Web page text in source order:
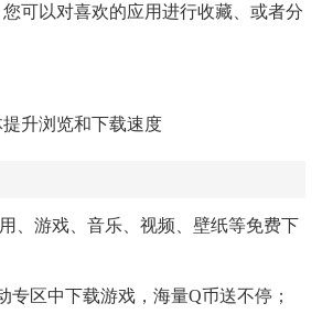
可以对喜欢的应用进行收藏、或者分
升浏览和下载速度
、游戏、音乐、视频、壁纸等免费下
专区中下载游戏，海量Q币送不停；